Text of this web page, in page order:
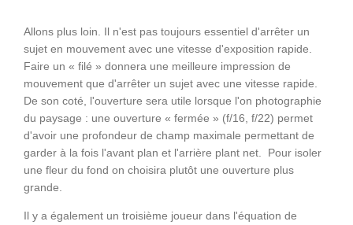
Allons plus loin. Il n'est pas toujours essentiel d'arrêter un
sujet en mouvement avec une vitesse d'exposition rapide.
Faire un « filé » donnera une meilleure impression de
mouvement que d'arrêter un sujet avec une vitesse rapide.
De son coté, l'ouverture sera utile lorsque l'on photographie
du paysage : une ouverture « fermée » (f/16, f/22) permet
d'avoir une profondeur de champ maximale permettant de
garder à la fois l'avant plan et l'arrière plant net. Pour isoler
une fleur du fond on choisira plutôt une ouverture plus
grande.
Il y a également un troisième joueur dans l'équation de